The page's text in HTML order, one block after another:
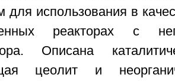
для использования в
реакторах с
Описана
цеолит и